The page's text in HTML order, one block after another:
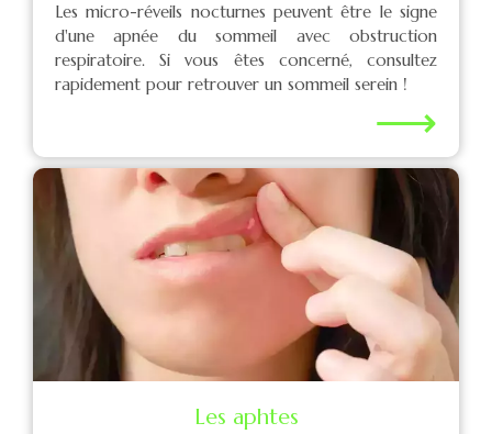
Les micro-réveils nocturnes peuvent être le signe
d'une apnée du sommeil avec obstruction
respiratoire. Si vous êtes concerné, consultez
rapidement pour retrouver un sommeil serein !
⟶
Les aphtes